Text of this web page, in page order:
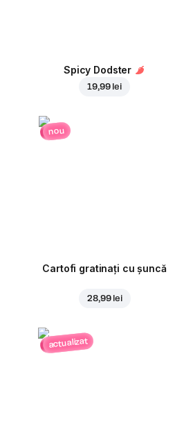
Spicy Dodster
19,99 lei
nou
Cartofi gratinați cu șuncă
28,99 lei
actualizat